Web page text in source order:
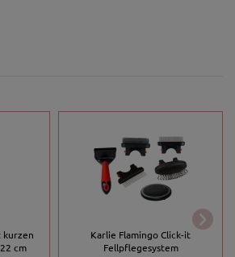
kurzen
cm
Karlie Flamingo Click-it
Fellpflegesystem